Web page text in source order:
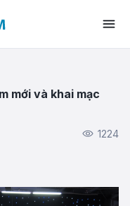
mới và khai mạc
1224